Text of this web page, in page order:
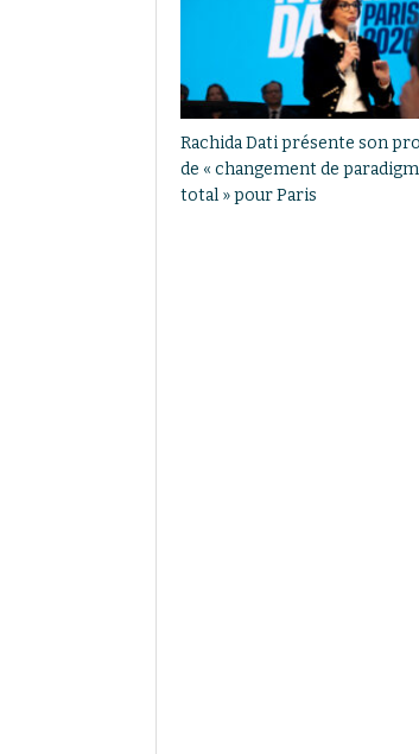
Rachida Dati présente son
de « changement de
total » pour Paris